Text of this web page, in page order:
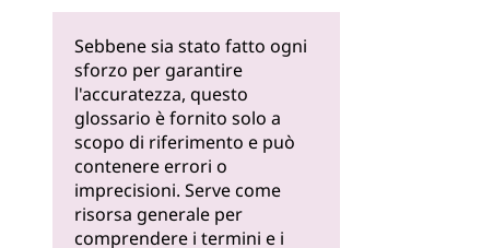
Sebbene sia stato fatto ogni
sforzo per garantire
l'accuratezza, questo
glossario è fornito solo a
scopo di riferimento e può
contenere errori o
imprecisioni. Serve come
risorsa generale per
comprendere i termini e i